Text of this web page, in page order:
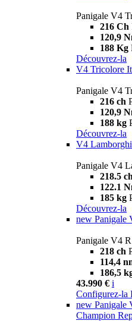
Panigale V4
216 Ch
120,9
188 Kg
Découvrez-la
V4 Tricolore
Panigale V4
216 ch
120,9
188 kg
Découvrez-la
V4
Panigale V4
218.5 ch
122.1
185 kg
Découvrez-la
new Panigale
Panigale V4 R
218 ch
114,4
186,5
43.990 € i
Configurez-la
new Panigale
Champion